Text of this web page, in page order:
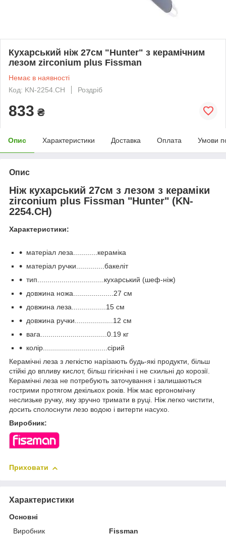
Кухарський ніж 27см "Hunter" з керамічним
лезом zirconium plus Fissman
Немає в наявності
Код: KN-2254.CH
Роздріб
833 ₴
Опис Характеристики Доставка Оплата Умови
Опис
Ніж кухарський 27см з лезом з кераміки
zirconium plus Fissman "Hunter" (KN-
2254.CH)
Характеристики:
матеріал леза............кераміка
матеріал ручки..............бакеліт
тип.................................кухарський (шеф-ніж)
довжина ножа....................27 см
довжина леза.................15 см
довжина ручки...................12 см
вага.................................0.19 кг
колір................................сірий
Керамічні леза з легкістю нарізають будь-які продукти, більш
стійкі до впливу кислот, більш гігієнічні і не схильні до корозії.
Керамічні леза не потребують заточування і залишаються
гострими протягом декількох років. Ніж має ергономічну
неслизьке ручку, яку зручно тримати в руці. Ніж легко чистити,
досить сполоснути лезо водою і витерти насухо.
Виробник:
Приховати
Характеристики
Основні
Виробник
Fissman